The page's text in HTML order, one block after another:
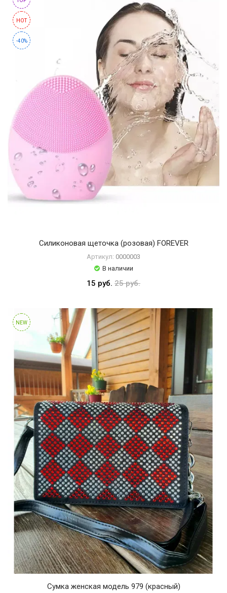
HOT
-40%
Силиконовая щеточка (розовая) FOREVER
Артикул: 0000003
В наличии
15 руб. 25 руб.
NEW
Сумка женская модель 979 (красный)